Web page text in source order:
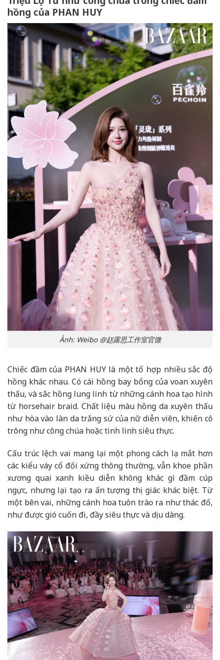
hồng của PHAN HUY
Ảnh: Weibo @赵露思工作室官微
Chiếc đầm của PHAN HUY là một tổ hợp nhiều sắc độ
hồng khác nhau. Có cái hồng bay bổng của voan xuyên
thấu, và sắc hồng lung linh từ những cánh hoa tạo hình
từ horsehair braid. Chất liệu màu hồng da xuyên thấu
như hòa vào làn da trắng sứ của nữ diễn viên, khiến cô
trông như công chúa hoặc tinh linh siêu thực.
Cấu trúc lệch vai mang lại một phong cách lạ mắt hơn
các kiểu váy cổ đối xứng thông thường, vẫn khoe phần
xương quai xanh kiều diễn không khác gì đầm cúp
ngực, nhưng lại tạo ra ấn tượng thị giác khác biệt. Từ
một bên vai, những cánh hoa tuôn trào ra như thác đổ,
như được gió cuốn đi, đầy siêu thực và dịu dàng.